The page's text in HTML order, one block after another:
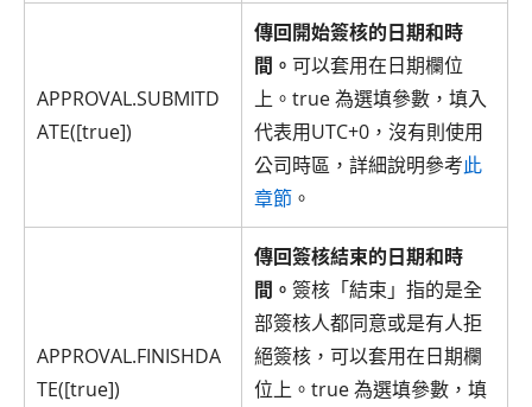
APPROVAL.SUBMITD
ATE([true])
傳回開始簽核的日期和時
間。 可以套用在日期欄位
上。true 為選填參數，填入
代表用UTC+0，沒有則使用
公司時區，詳細說明參考此
章節 。
APPROVAL.FINISHDA
TE([true])
傳回簽核結束的日期和時
間。 簽核「結束」指的是全
部簽核人都同意或是有人拒
絕簽核，可以套用在日期欄
位上。true 為選填參數，填